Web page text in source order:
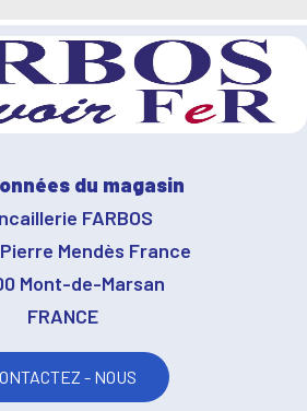
du magasin
FARBOS
Mendès France
Mont-de-Marsan
FRANCE
- NOUS